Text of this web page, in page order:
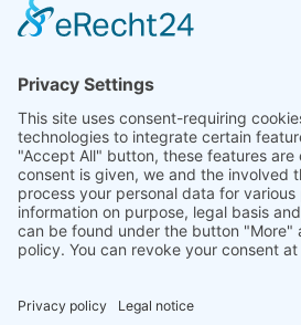
HEAD OFFICE: LEIPZIG
Hohe Straße 11
04107 Leipzig
Tel.: +49 341 22 54 13 50
info@steinbeis-mediation.com